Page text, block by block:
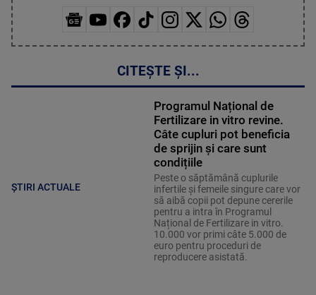
CITEȘTE ȘI...
ȘTIRI ACTUALE
Programul Național de
Fertilizare in vitro revine.
Câte cupluri pot beneficia
de sprijin și care sunt
condițiile
Peste o săptămână cuplurile
infertile și femeile singure care vor
să aibă copii pot depune cererile
pentru a intra în Programul
Național de Fertilizare in vitro.
10.000 vor primi câte 5.000 de
euro pentru proceduri de
reproducere asistată.